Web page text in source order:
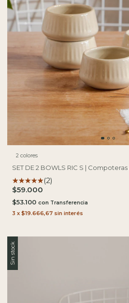
2 colores
SET DE 2 BOWLS RIC S | Compoteras
(2)
$59.000
$53.100 con
3 x $19.666,67 sin interés
Sin stock